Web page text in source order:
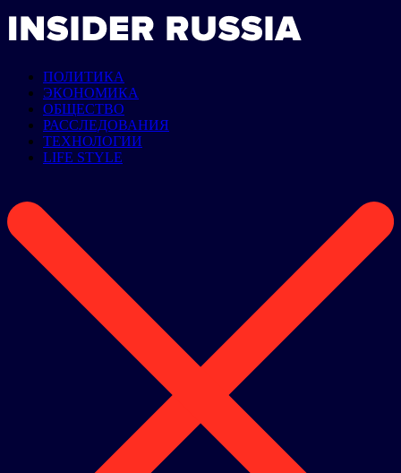
ПОЛИТИКА
ЭКОНОМИКА
ОБЩЕСТВО
РАССЛЕДОВАНИЯ
ТЕХНОЛОГИИ
LIFE STYLE